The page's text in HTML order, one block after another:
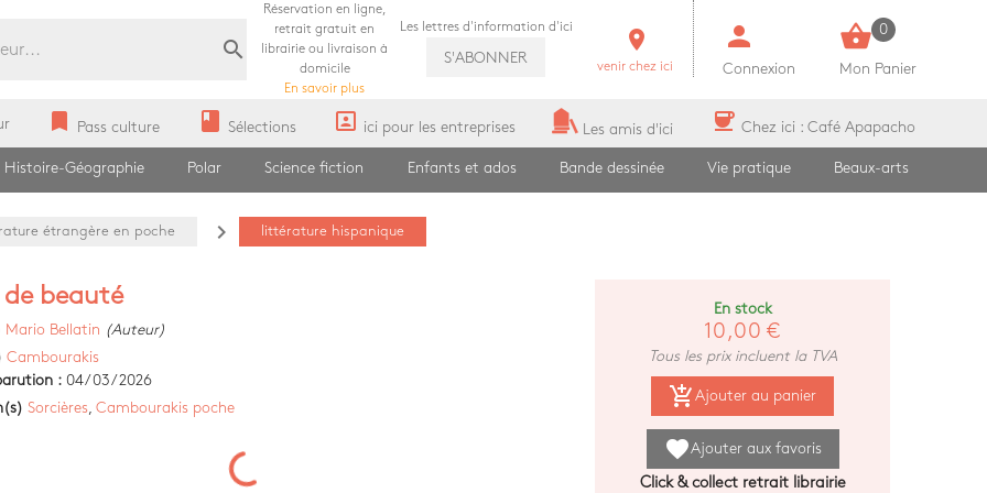
search
Réservation en ligne,
retrait gratuit en
librairie ou livraison à
domicile
En savoir plus
Les lettres d'information d'ici
S'ABONNER
room
venir chez ici
person
Connexion
shopping_basket 0
Mon Panier
bookmark Pass culture book Sélections portrait ici pour les entreprises Les amis d'ici coffee Chez ici : Café Apapacho
Histoire-Géographie Polar Science fiction Enfants et ados Bande dessinée Vie pratique Beaux-arts
étrangère en poche navigate_next littérature hispanique
de beauté
Mario Bellatin (Auteur)
Cambourakis
: 04/03/2026
Sorcières Cambourakis poche
En stock
10,00 €
Tous les prix incluent la TVA
add_shopping_cart Ajouter au panier
favoriteAjouter aux favoris
Click & collect retrait librairie